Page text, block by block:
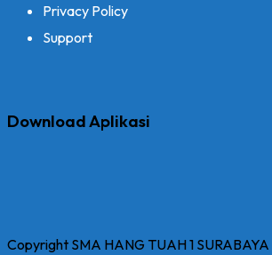
Privacy Policy
Support
Download Aplikasi
Copyright SMA HANG TUAH 1 SURABAYA